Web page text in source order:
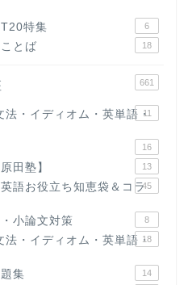
特集 6
とば 18
661
法・イディオム・英単語・
11
16
田塾】 13
語お役立ち知恵袋＆コラ45
小論文対策 8
法・イディオム・英単語・
18
集 14